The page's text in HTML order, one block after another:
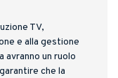
TV,
e alla gestione
un ruolo
che la